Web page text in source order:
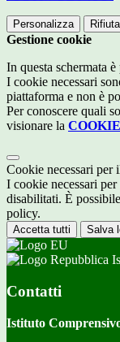
Personalizza
Gestione cookie
In questa schermata
I cookie necessari
piattaforma e non è
Per conoscere quali
visionare la
Cookie necessari per
I cookie necessari
disabilitati. È
policy.
Accetta tutti Salva
Contatti
Istituto